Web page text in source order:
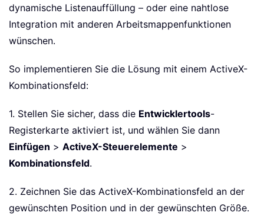
dynamische Listenauffüllung – oder eine nahtlose
Integration mit anderen Arbeitsmappenfunktionen
wünschen.
So implementieren Sie die Lösung mit einem ActiveX-
Kombinationsfeld:
1. Stellen Sie sicher, dass die Entwicklertools-
Registerkarte aktiviert ist, und wählen Sie dann
Einfügen > ActiveX-Steuerelemente >
Kombinationsfeld.
2. Zeichnen Sie das ActiveX-Kombinationsfeld an der
gewünschten Position und in der gewünschten Größe.